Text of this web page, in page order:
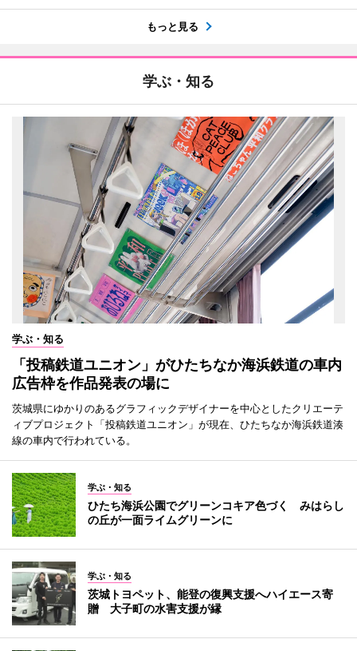
もっと見る
学ぶ・知る
学ぶ・知る
「投稿鉄道ユニオン」がひたちなか海浜鉄道の車内
広告枠を作品発表の場に
茨城県にゆかりのあるグラフィックデザイナーを中心としたクリエーテ
ィブプロジェクト「投稿鉄道ユニオン」が現在、ひたちなか海浜鉄道湊
線の車内で行われている。
学ぶ・知る
ひたち海浜公園でグリーンコキア色づく みはらし
の丘が一面ライムグリーンに
学ぶ・知る
茨城トヨペット、能登の復興支援へハイエース寄
贈 大子町の水害支援が縁